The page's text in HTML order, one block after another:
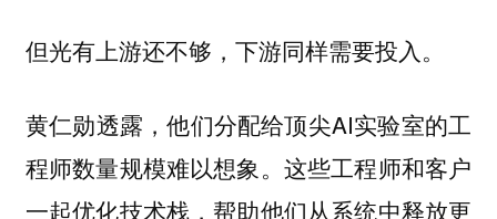
但光有上游还不够，下游同样需要投入。
黄仁勋透露，他们分配给顶尖AI实验室的工
程师数量规模难以想象。这些工程师和客户
一起优化技术栈，帮助他们从系统中释放更